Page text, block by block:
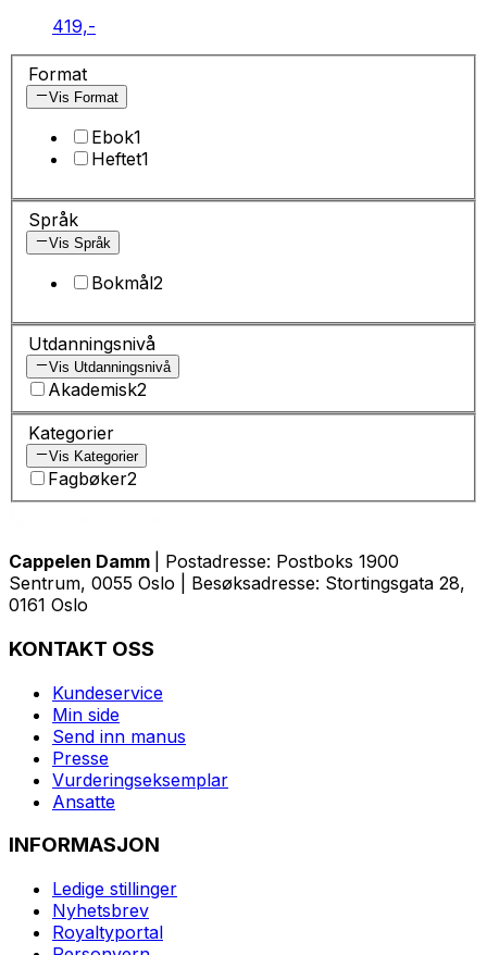
419,-
Format
Vis Format
Ebok1
Heftet1
Språk
Vis Språk
Bokmål2
Utdanningsnivå
Vis Utdanningsnivå
Akademisk2
Kategorier
Vis Kategorier
Fagbøker2
Cappelen Damm
| Postadresse: Postboks 1900
Sentrum, 0055 Oslo | Besøksadresse: Stortingsgata 28,
0161 Oslo
KONTAKT OSS
Kundeservice
Min side
Send inn manus
Presse
Vurderingseksemplar
Ansatte
INFORMASJON
Ledige stillinger
Nyhetsbrev
Royaltyportal